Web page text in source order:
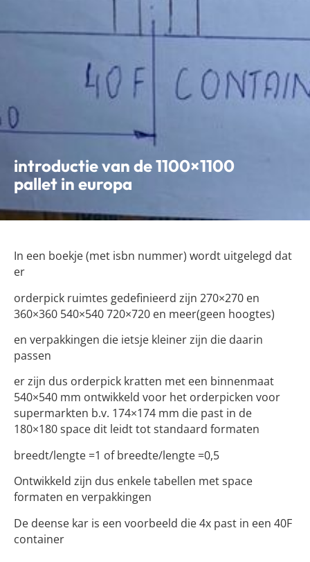
introductie van de 1100×1100
pallet in europa
In een boekje (met isbn nummer) wordt uitgelegd dat
er
orderpick ruimtes gedefinieerd zijn 270×270 en
360×360 540×540 720×720 en meer(geen hoogtes)
en verpakkingen die ietsje kleiner zijn die daarin
passen
er zijn dus orderpick kratten met een binnenmaat
540×540 mm ontwikkeld voor het orderpicken voor
supermarkten b.v. 174×174 mm die past in de
180×180 space dit leidt tot standaard formaten
breedt/lengte =1 of breedte/lengte =0,5
Ontwikkeld zijn dus enkele tabellen met space
formaten en verpakkingen
De deense kar is een voorbeeld die 4x past in een 40F
container